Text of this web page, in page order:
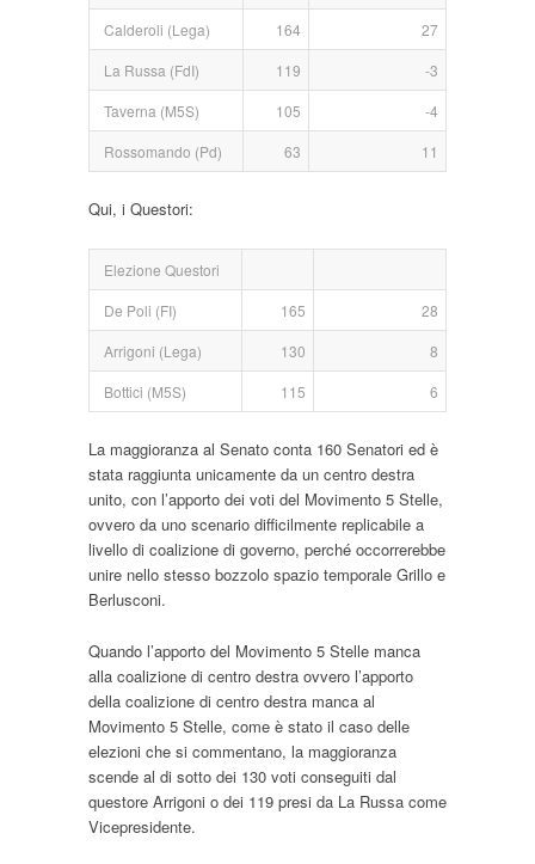
Calderoli (Lega) 164
27
La Russa (FdI)
119
-3
Taverna (M5S)
105
-4
Rossomando (Pd)
63 11
Qui, i Questori:
Elezione Questori
De Poli (FI)
165
28
Arrigoni (Lega)
130
8
Bottici (M5S)
115 6
La maggioranza al Senato conta 160 Senatori ed è
stata raggiunta unicamente da un centro destra
unito, con l’apporto dei voti del Movimento 5 Stelle,
ovvero da uno scenario difficilmente replicabile a
livello di coalizione di governo, perché occorrerebbe
unire nello stesso bozzolo spazio temporale Grillo e
Berlusconi.
Quando l’apporto del Movimento 5 Stelle manca
alla coalizione di centro destra ovvero l’apporto
della coalizione di centro destra manca al
Movimento 5 Stelle, come è stato il caso delle
elezioni che si commentano, la maggioranza
scende al di sotto dei 130 voti conseguiti dal
questore Arrigoni o dei 119 presi da La Russa come
Vicepresidente.